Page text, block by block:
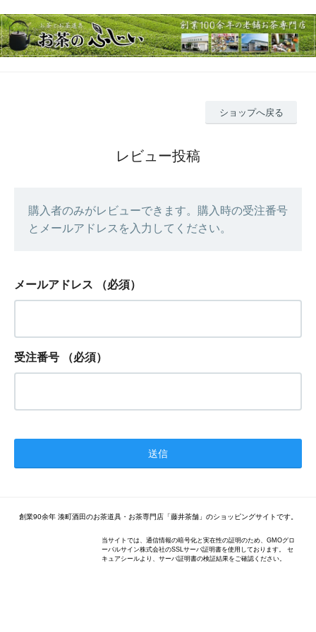
ショップへ戻る
レビュー投稿
購入者のみがレビューできます。購入時の受注番号
とメールアドレスを入力してください。
メールアドレス （必須）
受注番号 （必須）
創業90余年 湊町酒田のお茶道具・お茶専門店「藤井茶舗」のショッピングサイトです。
当サイトでは、通信情報の暗号化と実在性の証明のため、GMOグロ
ーバルサイン株式会社のSSLサーバ証明書を使用しております。 セ
キュアシールより、サーバ証明書の検証結果をご確認ください。